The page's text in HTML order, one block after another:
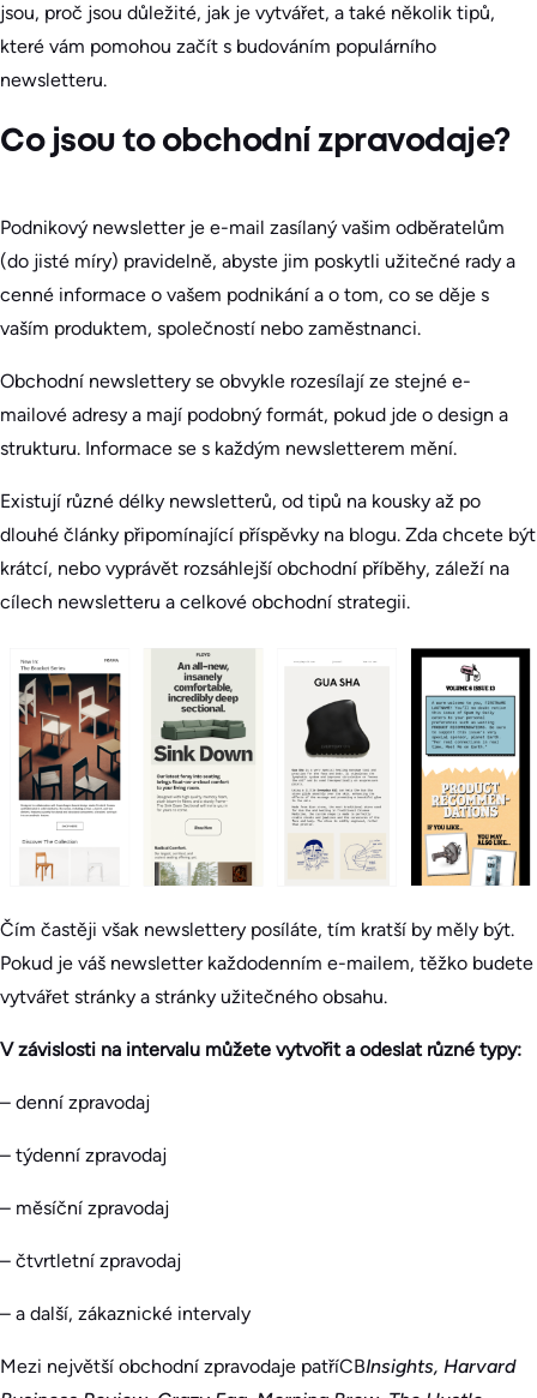
jsou, proč jsou důležité, jak je vytvářet, a také několik tipů,
které vám pomohou začít s budováním populárního
newsletteru.
Co jsou to obchodní zpravodaje?
Podnikový newsletter je e-mail zasílaný vašim odběratelům
(do jisté míry) pravidelně, abyste jim poskytli užitečné rady a
cenné informace o vašem podnikání a o tom, co se děje s
vaším produktem, společností nebo zaměstnanci.
Obchodní newslettery se obvykle rozesílají ze stejné e-
mailové adresy a mají podobný formát, pokud jde o design a
strukturu. Informace se s každým newsletterem mění.
Existují různé délky newsletterů, od tipů na kousky až po
dlouhé články připomínající příspěvky na blogu. Zda chcete být
krátcí, nebo vyprávět rozsáhlejší obchodní příběhy, záleží na
cílech newsletteru a celkové obchodní strategii.
Čím častěji však newslettery posíláte, tím kratší by měly být.
Pokud je váš newsletter každodenním e-mailem, těžko budete
vytvářet stránky a stránky užitečného obsahu.
V závislosti na intervalu můžete vytvořit a odeslat různé typy:
– denní zpravodaj
– týdenní zpravodaj
– měsíční zpravodaj
– čtvrtletní zpravodaj
– a další, zákaznické intervaly
Mezi největší obchodní zpravodaje patříCBInsights, Harvard